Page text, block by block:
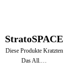
StratoSPACE
Diese Produkte Kratzten
Das All.…